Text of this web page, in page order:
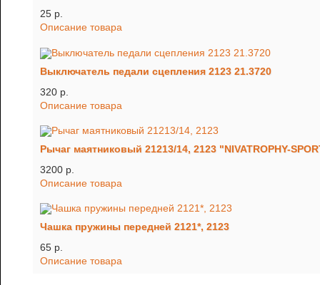
25 p.
Описание товара
Выключатель педали сцепления 2123 21.3720
320 p.
Описание товара
Рычаг маятниковый 21213/14, 2123 "NIVATROPHY-
3200 p.
Описание товара
Чашка пружины передней 2121*, 2123
65 p.
Описание товара